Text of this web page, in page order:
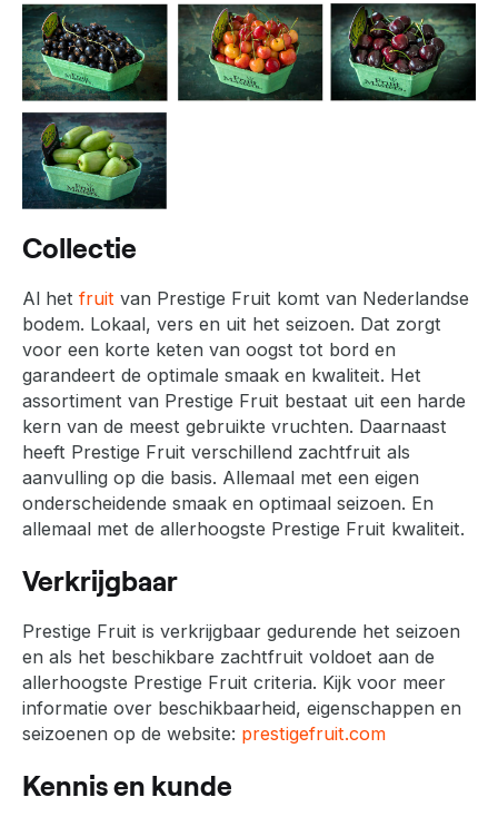
Collectie
Al het fruit van Prestige Fruit komt van Nederlandse
bodem. Lokaal, vers en uit het seizoen. Dat zorgt
voor een korte keten van oogst tot bord en
garandeert de optimale smaak en kwaliteit. Het
assortiment van Prestige Fruit bestaat uit een harde
kern van de meest gebruikte vruchten. Daarnaast
heeft Prestige Fruit verschillend zachtfruit als
aanvulling op die basis. Allemaal met een eigen
onderscheidende smaak en optimaal seizoen. En
allemaal met de allerhoogste Prestige Fruit kwaliteit.
Verkrijgbaar
Prestige Fruit is verkrijgbaar gedurende het seizoen
en als het beschikbare zachtfruit voldoet aan de
allerhoogste Prestige Fruit criteria. Kijk voor meer
informatie over beschikbaarheid, eigenschappen en
seizoenen op de website: prestigefruit.com
Kennis en kunde